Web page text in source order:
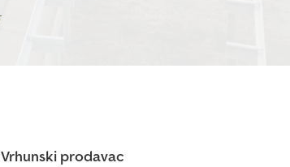
Vrhunski prodavac